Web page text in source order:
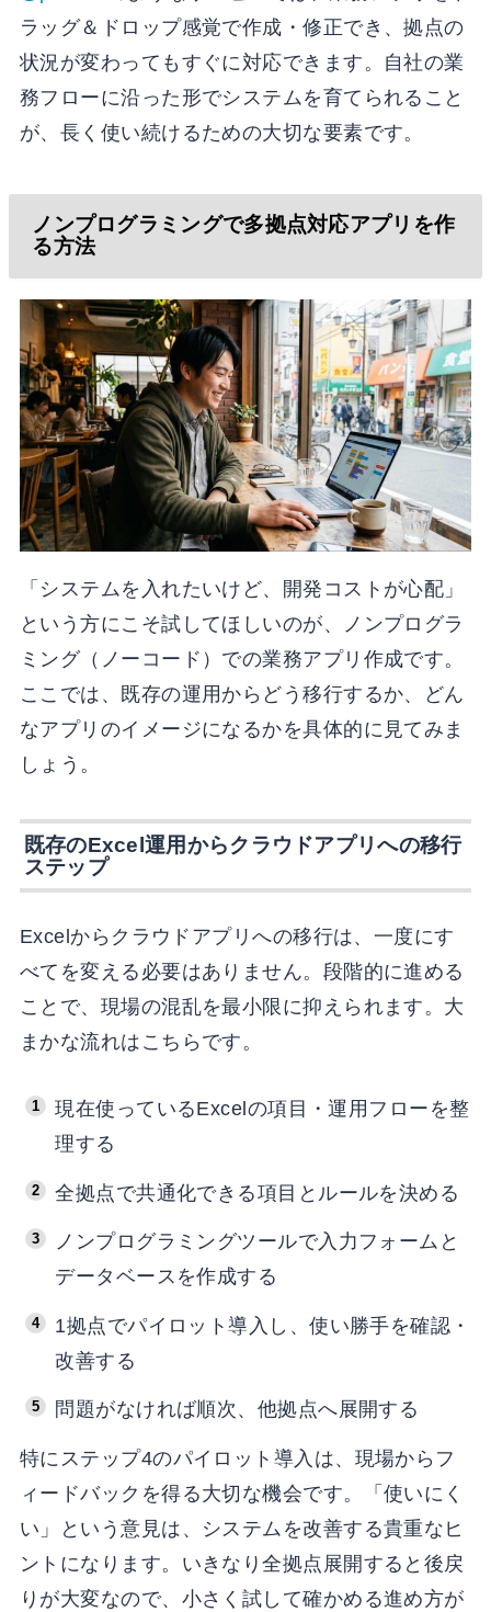
ラッグ＆ドロップ感覚で作成・修正でき、拠点の
状況が変わってもすぐに対応できます。自社の業
務フローに沿った形でシステムを育てられること
が、長く使い続けるための大切な要素です。
ノンプログラミングで多拠点対応アプリを作
る方法
「システムを入れたいけど、開発コストが心配」
という方にこそ試してほしいのが、ノンプログラ
ミング（ノーコード）での業務アプリ作成です。
ここでは、既存の運用からどう移行するか、どん
なアプリのイメージになるかを具体的に見てみま
しょう。
既存のExcel運用からクラウドアプリへの移行
ステップ
Excelからクラウドアプリへの移行は、一度にす
べてを変える必要はありません。段階的に進める
ことで、現場の混乱を最小限に抑えられます。大
まかな流れはこちらです。
現在使っているExcelの項目・運用フローを整
理する
全拠点で共通化できる項目とルールを決める
ノンプログラミングツールで入力フォームと
データベースを作成する
1拠点でパイロット導入し、使い勝手を確認・
改善する
問題がなければ順次、他拠点へ展開する
特にステップ4のパイロット導入は、現場からフ
ィードバックを得る大切な機会です。「使いにく
い」という意見は、システムを改善する貴重なヒ
ントになります。いきなり全拠点展開すると後戻
りが大変なので、小さく試して確かめる進め方が